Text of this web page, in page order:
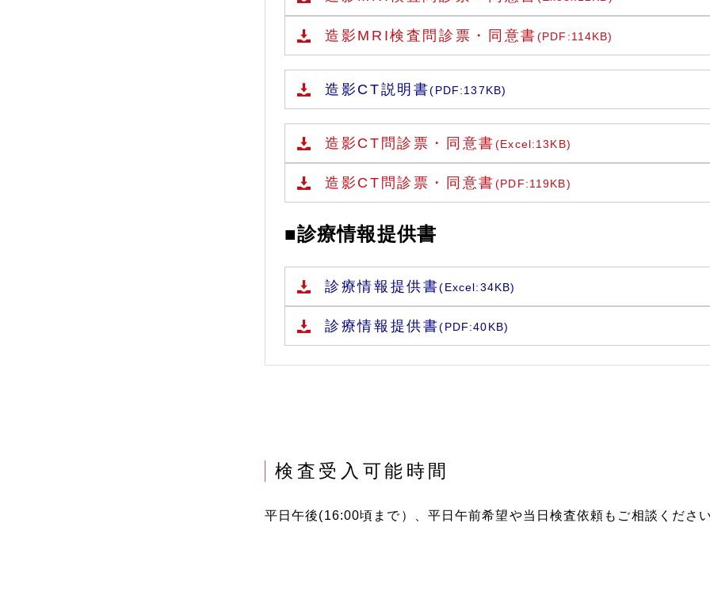
造影MRI検査問診票・同意書(PDF:114KB)
造影CT説明書(PDF:137KB)
造影CT問診票・同意書(Excel:13KB)
造影CT問診票・同意書(PDF:119KB)
■診療情報提供書
診療情報提供書(Excel:34KB)
診療情報提供書(PDF:40KB)
検査受入可能時間
平日午後(16:00頃まで）、平日午前希望や当日検査依頼もご相談くださ